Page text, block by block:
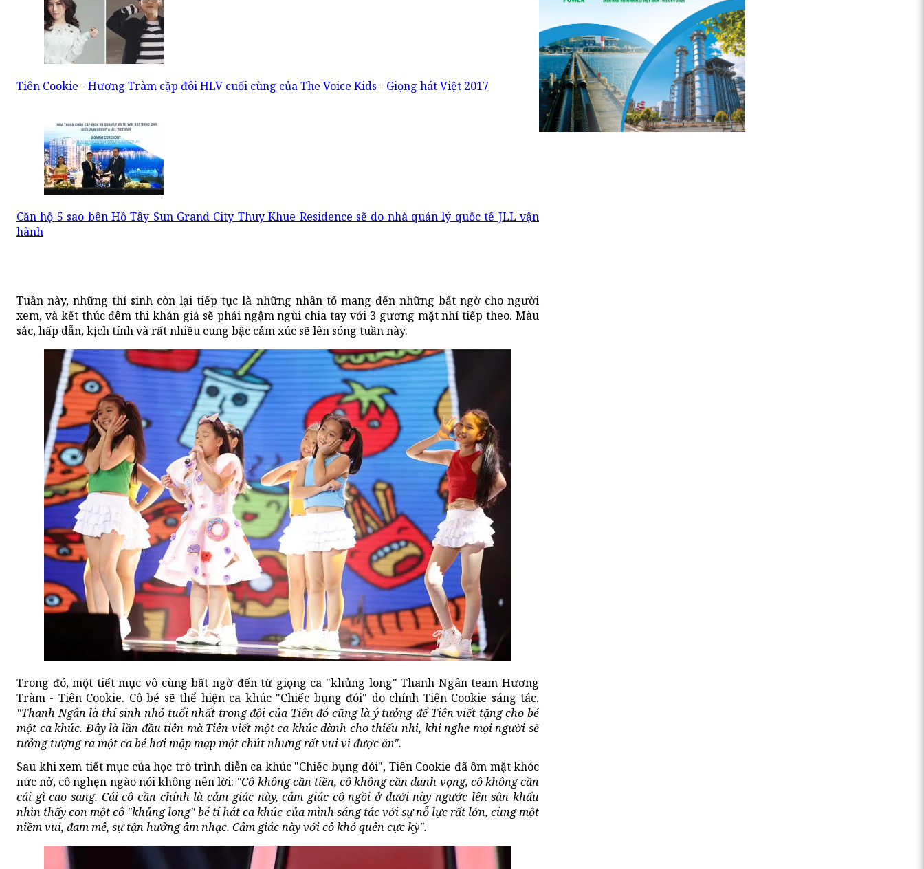
Tiên Cookie - Hương Tràm cặp đôi HLV cuối cùng của The Voice Kids - Giọng hát Việt 2017
Căn hộ 5 sao bên Hồ Tây Sun Grand City Thuy Khue Residence sẽ do nhà quản lý quốc tế JLL vận
hành
Tuần này, những thí sinh còn lại tiếp tục là những nhân tố mang đến những bất ngờ cho người
xem, và kết thúc đêm thi khán giả sẽ phải ngậm ngùi chia tay với 3 gương mặt nhí tiếp theo. Màu
sắc, hấp dẫn, kịch tính và rất nhiều cung bậc cảm xúc sẽ lên sóng tuần này.
Trong đó, một tiết mục vô cùng bất ngờ đến từ giọng ca "khủng long" Thanh Ngân team Hương
Tràm - Tiên Cookie. Cô bé sẽ thể hiện ca khúc "Chiếc bụng đói" do chính Tiên Cookie sáng tác.
"Thanh Ngân là thí sinh nhỏ tuổi nhất trong đội của Tiên đó cũng là ý tưởng để Tiên viết tặng cho bé
một ca khúc. Đây là lần đầu tiên mà Tiên viết một ca khúc dành cho thiếu nhi, khi nghe mọi người sẽ
tưởng tượng ra một ca bé hơi mập mạp một chút nhưng rất vui vì được ăn".
Sau khi xem tiết mục của học trò trình diễn ca khúc "Chiếc bụng đói", Tiên Cookie đã ôm mặt khóc
nức nở, cô nghẹn ngào nói không nên lời: "Cô không cần tiền, cô không cần danh vọng, cô không cần
cái gì cao sang. Cái cô cần chính là cảm giác này, cảm giác cô ngồi ở dưới này ngước lên sân khấu
nhìn thấy con một cô "khủng long" bé tí hát ca khúc của mình sáng tác với sự nỗ lực rất lớn, cùng một
niềm vui, đam mê, sự tận hưởng âm nhạc. Cảm giác này với cô khó quên cực kỳ".